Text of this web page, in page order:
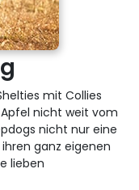
mit Collies
nicht weit vom
nicht nur eine
ganz eigenen
lieben